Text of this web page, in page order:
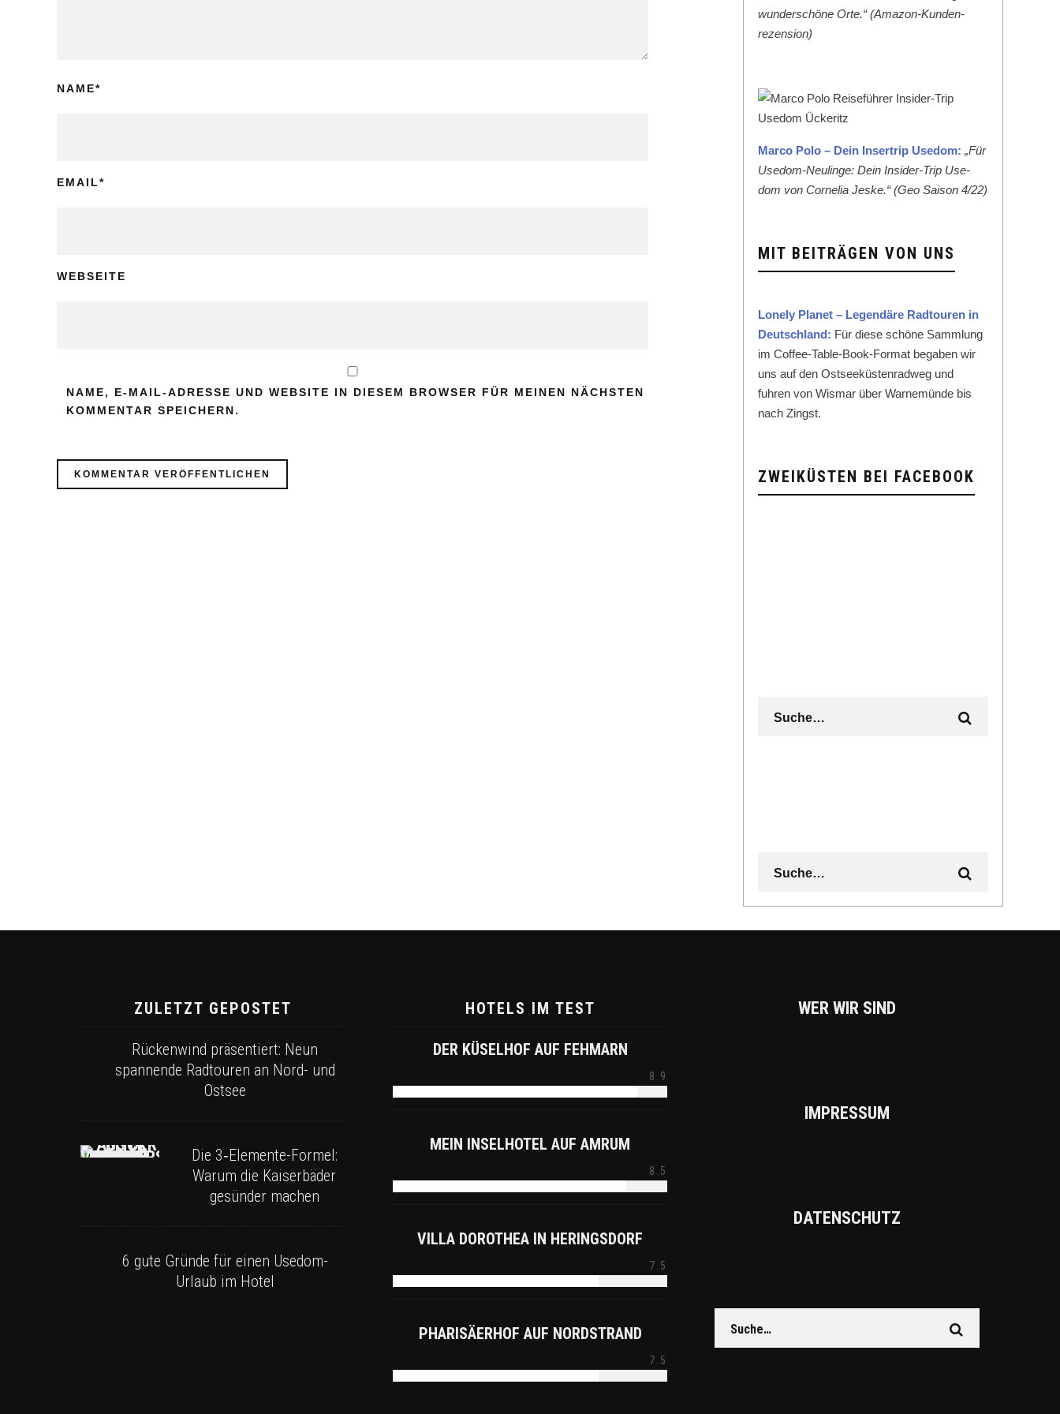
NAME*
EMAIL*
WEBSEITE
NAME, E-MAIL-ADRESSE UND WEBSITE IN DIESEM BROWSER FÜR MEINEN NÄCHSTEN
KOMMENTAR SPEICHERN.
wun­der­schöne Orte.“ (Ama­zon-Kun­den­
rezen­sion)
Mar­co Polo – Dein Inser­trip Use­dom: „Für
Use­dom-Neulinge: Dein Insid­er-Trip Use­
dom von Cor­nelia Jeske.“ (Geo Sai­son 4/22)
MIT BEITRÄGEN VON UNS
Lone­ly Plan­et – Leg­endäre Rad­touren in
Deutsch­land: Für diese schöne Samm­lung
im Cof­fee-Table-Book-For­mat begaben wir
uns auf den Ost­seeküsten­rad­weg und
fuhren von Wis­mar über Warnemünde bis
nach Zingst.
ZWEIKÜSTEN BEI FACEBOOK
ZULETZT GEPOSTET
Rückenwind präsentiert: Neun
spannende Radtouren an Nord- und
Ostsee
Die 3‑Elemente-Formel:
Warum die Kaiserbäder
gesünder machen
6 gute Gründe für einen Usedom-
Urlaub im Hotel
HOTELS IM TEST
DER KÜSELHOF AUF FEHMARN
8.9
MEIN INSELHOTEL AUF AMRUM
8.5
VILLA DOROTHEA IN HERINGSDORF
7.5
PHARISÄERHOF AUF NORDSTRAND
7.5
WER WIR SIND
IMPRES­SUM
DATEN­SCHUTZ